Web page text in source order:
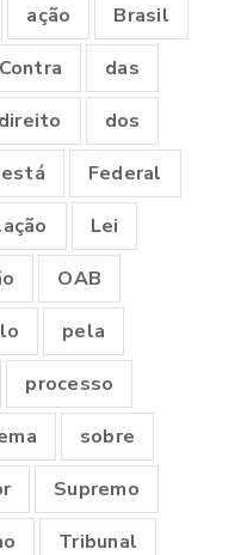
ação
Brasil
Contra
das
direito
dos
está
Federal
Lei
OAB
pela
processo
sobre
Supremo
Tribunal